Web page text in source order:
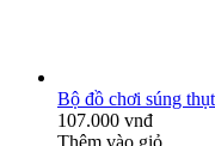
Bộ đồ chơi súng
107.000 vnđ
Thêm vào giỏ